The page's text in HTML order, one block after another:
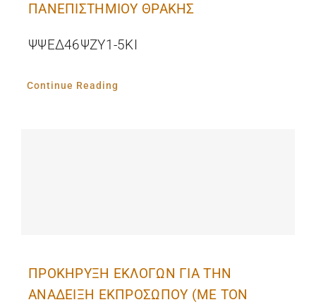
ΠΑΝΕΠΙΣΤΗΜΙΟΥ ΘΡΑΚΗΣ
ΨΨΕΔ46ΨΖΥ1-5ΚΙ
Continue Reading
ΠΡΟΚΗΡΥΞΗ ΕΚΛΟΓΩΝ ΓΙΑ ΤΗΝ
ΑΝΑΔΕΙΞΗ ΕΚΠΡΟΣΩΠΟΥ (ΜΕ ΤΟΝ